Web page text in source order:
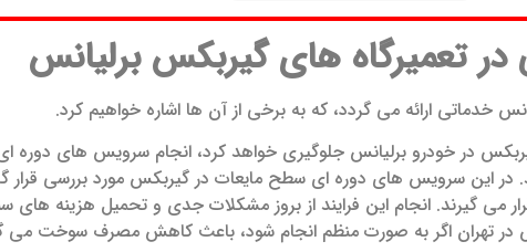
تعمیرگاه های گیربکس برلیانس
خدماتی ارائه می گردد، که به برخی از آن ها اشاره خواهیم کرد.
در خودرو برلیانس جلوگیری خواهد کرد، انجام سرویس های دوره
این سرویس های دوره ای سطح مایعات در گیربکس مورد بررسی قرار
می گیرند. انجام این فرایند از بروز مشکلات جدی و تحمیل هزینه های
در تهران اگر به صورت منظم انجام شود، باعث کاهش مصرف سوخت می